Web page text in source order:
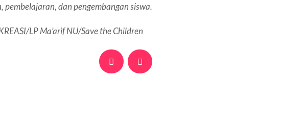
dan pengembangan siswa.
LP Ma’arif NU/Save the Children